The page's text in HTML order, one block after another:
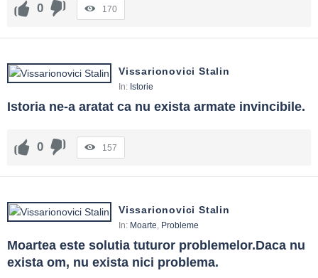
0 170
Vissarionovici Stalin
In: Istorie
Istoria ne-a aratat ca nu exista armate invincibile.
0 157
Vissarionovici Stalin
In: Moarte Probleme
Moartea este solutia tuturor problemelor.Daca nu
exista om, nu exista nici problema.